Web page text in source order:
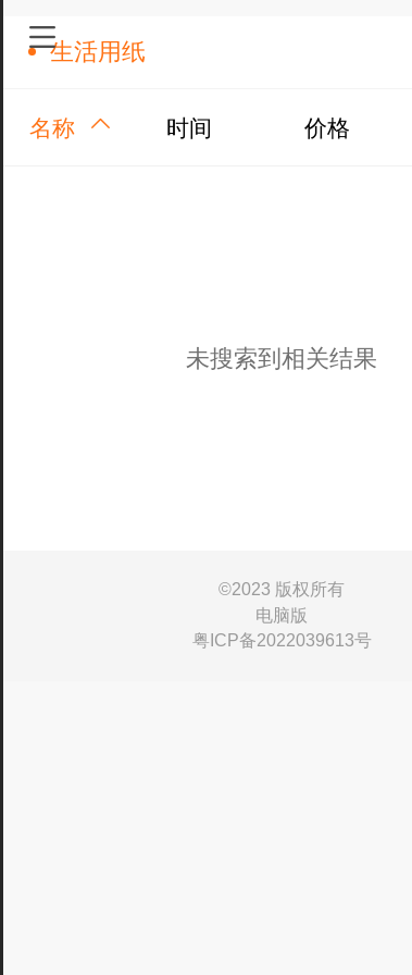
生活用纸
名称 时间 价格
未搜索到相关结果
©2023 版权所有
电脑版
粤ICP备2022039613号